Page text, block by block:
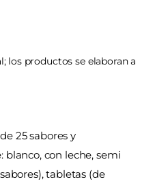
los productos se elaboran a
25 sabores y
blanco, con leche, semi
tabletas (de